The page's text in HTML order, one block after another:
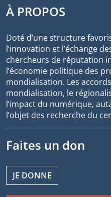
À PROPOS
Doté d’une structure
l’innovation et l’échange
chercheurs de réputation
l’économie politique des
mondialisation. Les
mondialisation, le
l’impact du numérique,
l’objet des recherche du
Faites un don
JE DONNE